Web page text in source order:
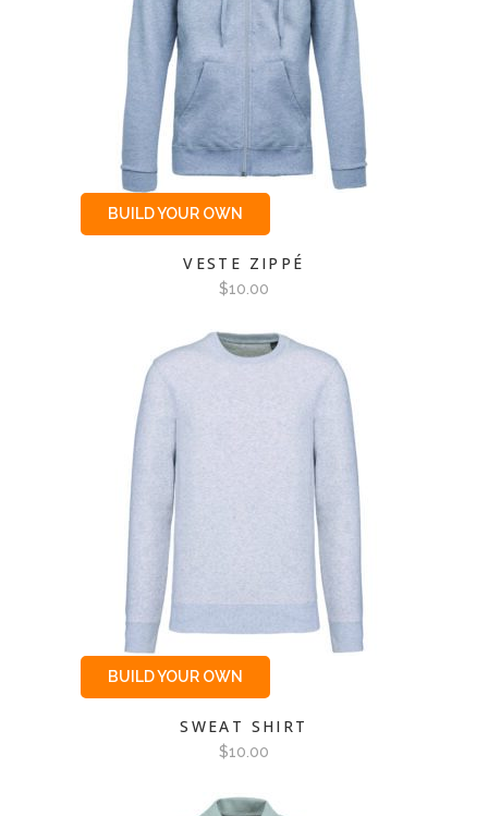
BUILD YOUR OWN
VESTE ZIPPÉ
$10.00
BUILD YOUR OWN
SWEAT SHIRT
$10.00